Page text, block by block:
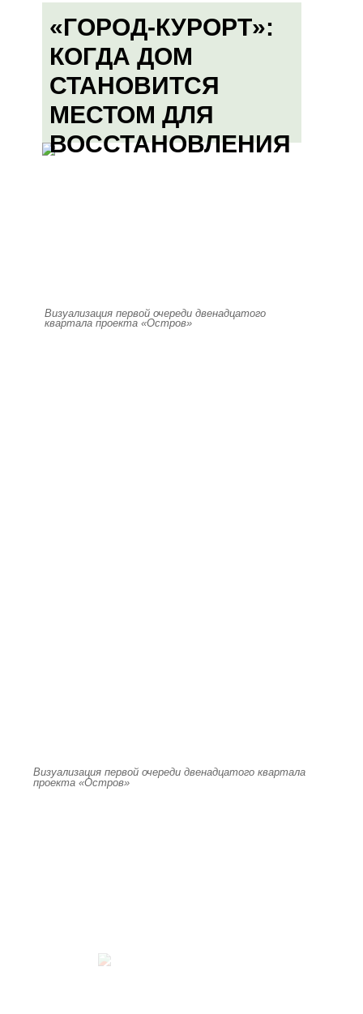
«ГОРОД-КУРОРТ»:
КОГДА ДОМ
СТАНОВИТСЯ
МЕСТОМ ДЛЯ
ВОССТАНОВЛЕНИЯ
Визуализация первой очереди двенадцатого
квартала проекта «Остров»
Визуализация первой очереди двенадцатого квартала
проекта «Остров»